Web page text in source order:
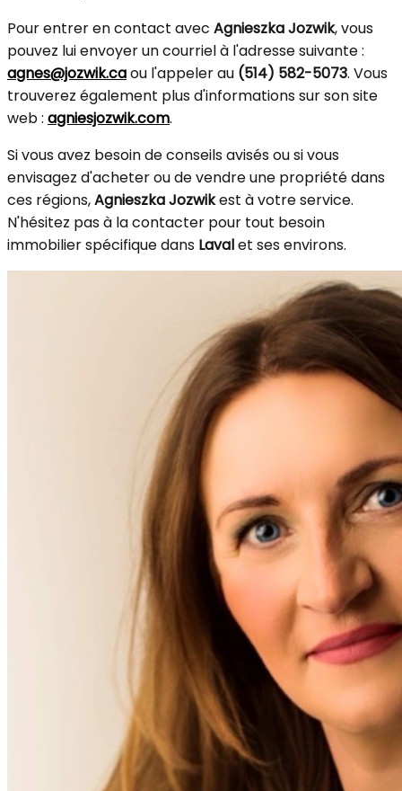
Pour entrer en contact avec Agnieszka Jozwik, vous
pouvez lui envoyer un courriel à l'adresse suivante :
agnes@jozwik.caou l'appeler au (514) 582-5073. Vous
trouverez également plus d'informations sur son site
web : agniesjozwik.com.
Si vous avez besoin de conseils avisés ou si vous
envisagez d'acheter ou de vendre une propriété dans
ces régions,Agnieszka Jozwikest à votre service.
N'hésitez pas à la contacter pour tout besoin
immobilier spécifique dans Lavalet ses environs.